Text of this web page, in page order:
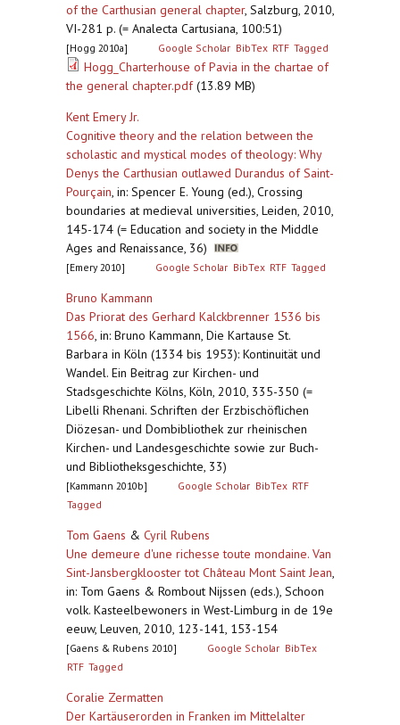
of the Carthusian general chapter, Salzburg, 2010,
VI-281 p. (= Analecta Cartusiana, 100:51)
[Hogg 2010a] Google Scholar BibTex RTF Tagged
Hogg_Charterhouse of Pavia in the chartae of
the general chapter.pdf(13.89 MB)
Kent Emery Jr.
Cognitive theory and the relation between the
scholastic and mystical modes of theology: Why
Denys the Carthusian outlawed Durandus of Saint-
Pourçain, in: Spencer E. Young (ed.), Crossing
boundaries at medieval universities, Leiden, 2010,
145-174 (= Education and society in the Middle
Ages and Renaissance, 36)
[Emery 2010] Google Scholar BibTex RTF Tagged
Bruno Kammann
Das Priorat des Gerhard Kalckbrenner 1536 bis
1566, in: Bruno Kammann, Die Kartause St.
Barbara in Köln (1334 bis 1953): Kontinuität und
Wandel. Ein Beitrag zur Kirchen- und
Stadsgeschichte Kölns, Köln, 2010, 335-350 (=
Libelli Rhenani. Schriften der Erzbischöflichen
Diözesan- und Dombibliothek zur rheinischen
Kirchen- und Landesgeschichte sowie zur Buch-
und Bibliotheksgeschichte, 33)
[Kammann 2010b] Google Scholar BibTex RTF
Tagged
Tom Gaens & Cyril Rubens
Une demeure d'une richesse toute mondaine. Van
Sint-Jansbergklooster tot Château Mont Saint Jean,
in: Tom Gaens & Rombout Nijssen (eds.), Schoon
volk. Kasteelbewoners in West-Limburg in de 19e
eeuw, Leuven, 2010, 123-141, 153-154
[Gaens & Rubens 2010] Google Scholar BibTex
RTF Tagged
Coralie Zermatten
Der Kartäuserorden in Franken im Mittelalter